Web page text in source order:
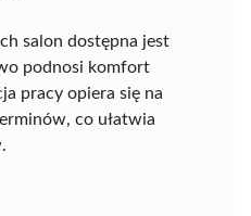
salon dostępna jest
podnosi komfort
pracy opiera się na
co ułatwia